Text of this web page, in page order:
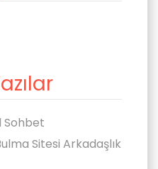
Sohbet
Sitesi Arkadaşlık